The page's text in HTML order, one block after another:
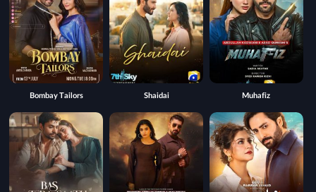
Muhafiz
Shaidai
Bombay Tailors